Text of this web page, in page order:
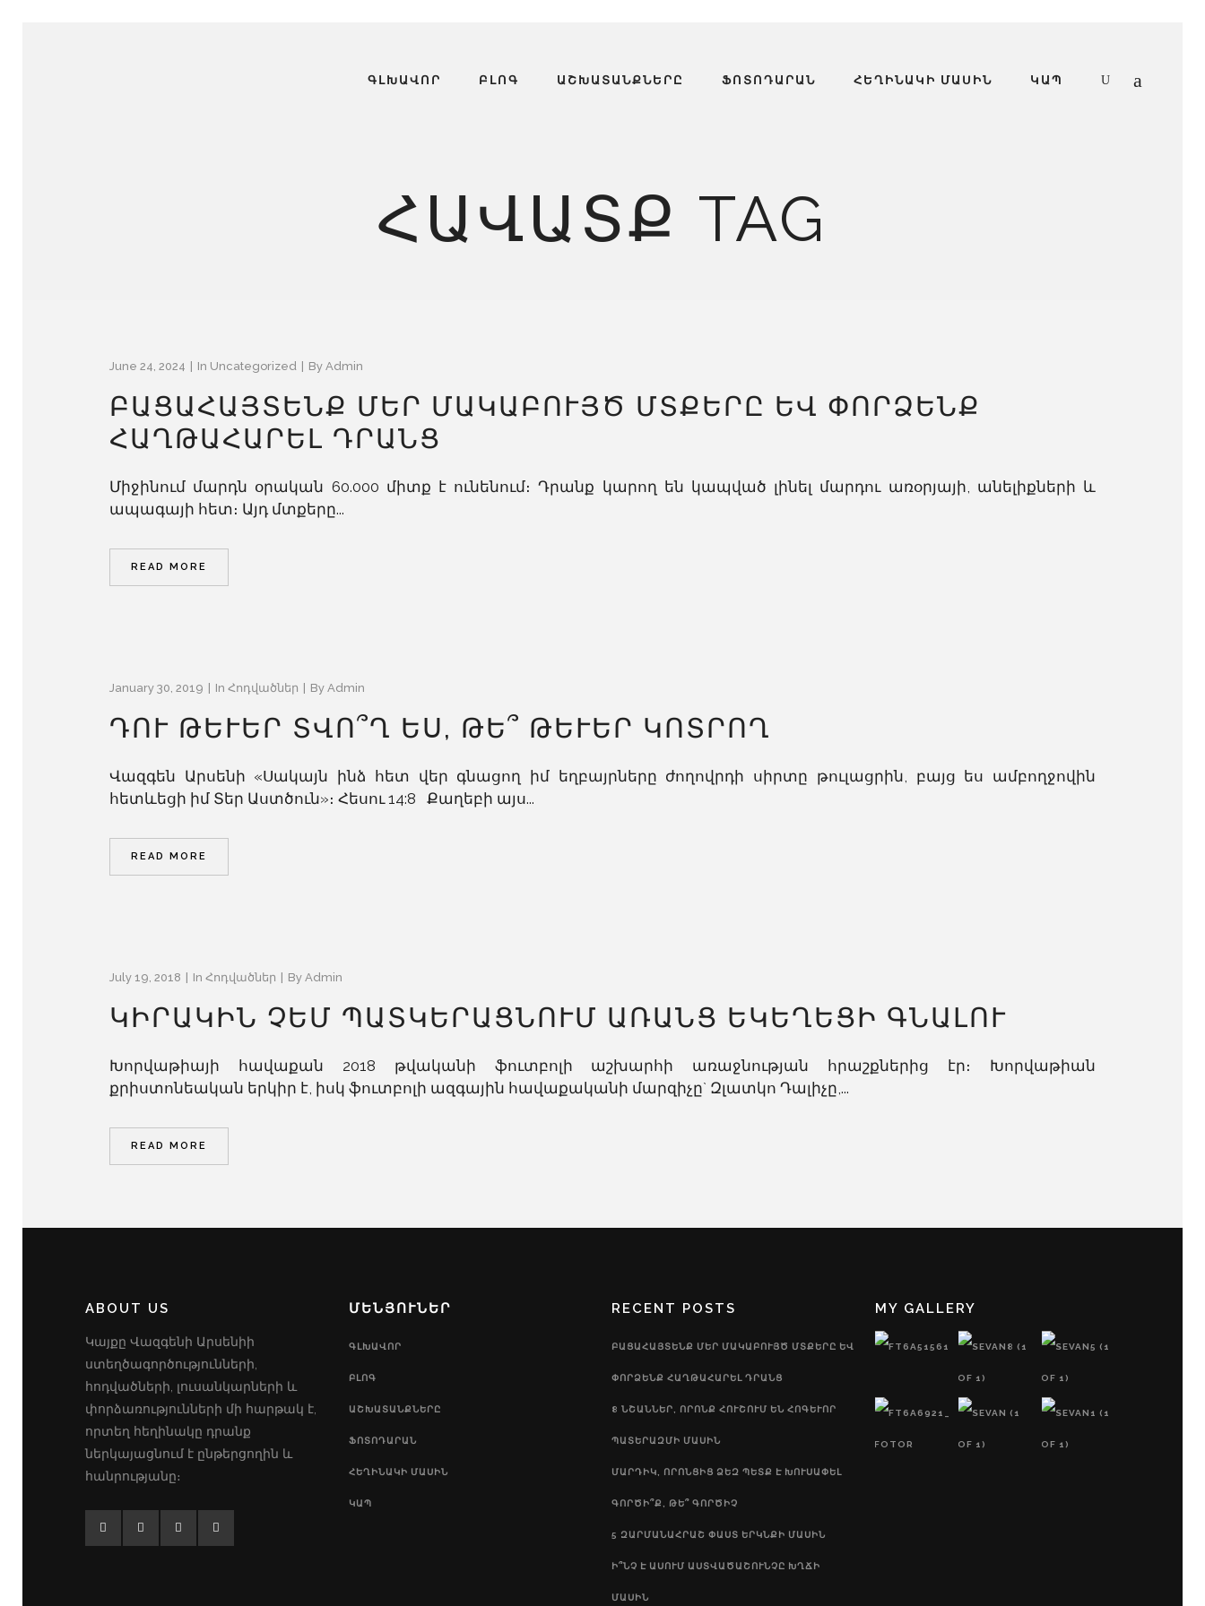
ԳԼԽԱՎՈՐ ԲԼՈԳ ԱՇԽԱՏԱՆՔՆԵՐԸ ՖՈՏՈԴԱՐԱՆ ՀԵՂԻՆԱԿԻ ՄԱՍԻՆ ԿԱՊ
ՀԱՎԱՏՔ TAG
June 24, 2024 In Uncategorized By Admin
ԲԱՑԱՀԱՅՏԵՆՔ ՄԵՐ ՄԱԿԱԲՈՒՅԾ ՄՏՔԵՐԸ ԵՎ ՓՈՐՁԵՆՔ
ՀԱՂԹԱՀԱՐԵԼ ԴՐԱՆՑ
Միջինում մարդն օրական 60.000 միտք է ունենում։ Դրանք կարող են կապված լինել մարդու առօրյայի, անելիքների և
ապագայի հետ։ Այդ մտքերը...
READ MORE
January 30, 2019 In Հոդվածներ By Admin
ԴՈՒ ԹԵՒԵՐ ՏՎՈ՞Ղ ԵՍ, ԹԵ՞ ԹԵՒԵՐ ԿՈՏՐՈՂ
Վազգեն Արսենի «Սակայն ինձ հետ վեր գնացող իմ եղբայրները ժողովրդի սիրտը թուլացրին, բայց ես ամբողջովին
հետևեցի իմ Տեր Աստծուն»։ Հեսու 14:8 Քաղեբի այս...
READ MORE
July 19, 2018 In Հոդվածներ By Admin
ԿԻՐԱԿԻՆ ՉԵՄ ՊԱՏԿԵՐԱՑՆՈՒՄ ԱՌԱՆՑ ԵԿԵՂԵՑԻ ԳՆԱԼՈՒ
Խորվաթիայի հավաքան 2018 թվականի ֆուտբոլի աշխարհի առաջնության հրաշքներից էր։ Խորվաթիան
քրիստոնեական երկիր է, իսկ ֆուտբոլի ազգային հավաքականի մարզիչը` Զլատկո Դալիչը,...
READ MORE
ABOUT US
Կայքը Վազգենի Արսենիի
ստեղծագործությունների,
հոդվածների, լուսանկարների և
փորձառությունների մի հարթակ է,
որտեղ հեղինակը դրանք
ներկայացնում է ընթերցողին և
հանրությանը։
ՄԵՆՅՈՒՆԵՐ
ԳԼԽԱՎՈՐ
ԲԼՈԳ
ԱՇԽԱՏԱՆՔՆԵՐԸ
ՖՈՏՈԴԱՐԱՆ
ՀԵՂԻՆԱԿԻ ՄԱՍԻՆ
ԿԱՊ
RECENT POSTS
ԲԱՑԱՀԱՅՏԵՆՔ ՄԵՐ ՄԱԿԱԲՈՒՅԾ ՄՏՔԵՐԸ ԵՎ
ՓՈՐՁԵՆՔ ՀԱՂԹԱՀԱՐԵԼ ԴՐԱՆՑ
8 ՆՇԱՆՆԵՐ, ՈՐՈՆՔ ՀՈՒՇՈՒՄ ԵՆ ՀՈԳԵՒՈՐ Պ
ԱՏԵՐԱԶՄԻ ՄԱՍԻՆ
ՄԱՐԴԻԿ, ՈՐՈՆՑԻՑ ՁԵԶ ՊԵՏՔ Է ԽՈՒՍԱՓԵԼ
ԳՈՐԾԻ՞Ք, ԹԵ՞ ԳՈՐԾԻՉ
5 ԶԱՐՄԱՆԱՀՐԱՇ ՓԱՍՏ ԵՐԿՆՔԻ ՄԱՍԻՆ
Ի՞ՆՉ Է ԱՍՈՒՄ ԱՍՏՎԱԾԱՇՈՒՆՉԸ ԽՂՃԻ
ՄԱՍԻՆ
MY GALLERY